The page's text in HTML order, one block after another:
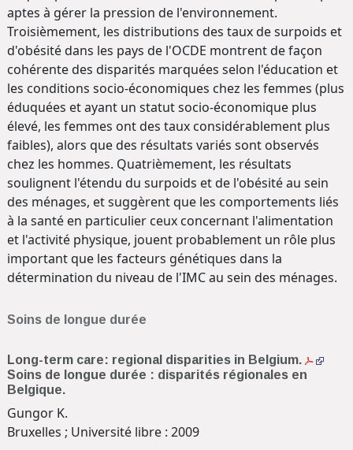
aptes à gérer la pression de l'environnement.
Troisièmement, les distributions des taux de surpoids et
d'obésité dans les pays de l'OCDE montrent de façon
cohérente des disparités marquées selon l'éducation et
les conditions socio-économiques chez les femmes (plus
éduquées et ayant un statut socio-économique plus
élevé, les femmes ont des taux considérablement plus
faibles), alors que des résultats variés sont observés
chez les hommes. Quatrièmement, les résultats
soulignent l'étendu du surpoids et de l'obésité au sein
des ménages, et suggèrent que les comportements liés
à la santé en particulier ceux concernant l'alimentation
et l'activité physique, jouent probablement un rôle plus
important que les facteurs génétiques dans la
détermination du niveau de l'IMC au sein des ménages.
Soins de longue durée
Long-term care: regional disparities in Belgium.
Soins de longue durée : disparités régionales en
Belgique.
Gungor K.
Bruxelles ; Université libre : 2009